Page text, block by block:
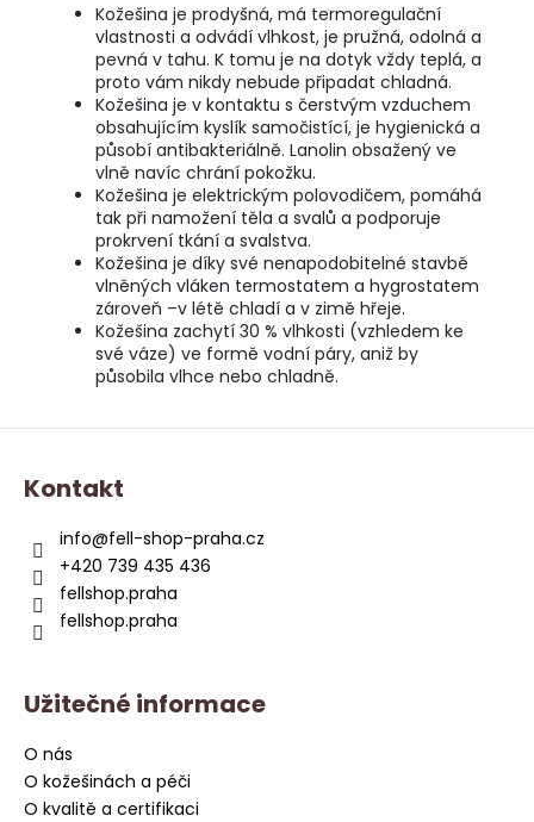
Kožešina je prodyšná, má termoregulační
vlastnosti a odvádí vlhkost, je pružná, odolná a
pevná v tahu. K tomu je na dotyk vždy teplá, a
proto vám nikdy nebude připadat chladná.
Kožešina je v kontaktu s čerstvým vzduchem
obsahujícím kyslík samočistící, je hygienická a
působí antibakteriálně. Lanolin obsažený ve
vlně navíc chrání pokožku.
Kožešina je elektrickým polovodičem, pomáhá
tak při namožení těla a svalů a podporuje
prokrvení tkání a svalstva.
Kožešina je díky své nenapodobitelné stavbě
vlněných vláken termostatem a hygrostatem
zároveň –v létě chladí a v zimě hřeje.
Kožešina zachytí 30 % vlhkosti (vzhledem ke
své váze) ve formě vodní páry, aniž by
působila vlhce nebo chladně.
Z
Kontakt
info@fell-shop-praha.cz
+420 739 435 436
fellshop.praha
fellshop.praha
Užitečné informace
O nás
O kožešinách a péči
O kvalitě a certifikaci